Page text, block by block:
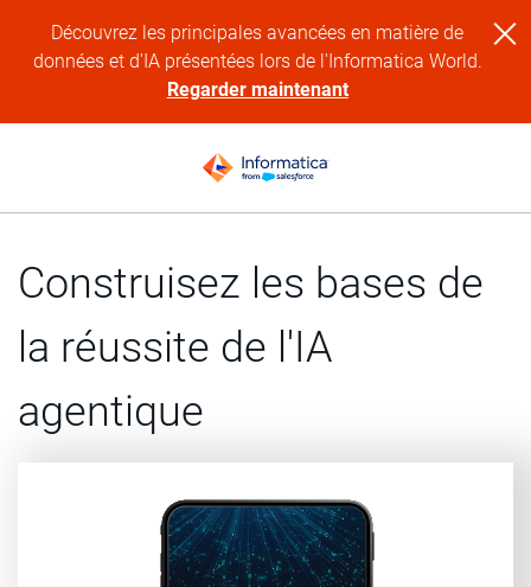
Découvrez les principales avancées en matière de
données et d'IA présentées lors de l'Informatica World.
Regarder maintenant
Construisez les bases de
la réussite de l'IA
agentique